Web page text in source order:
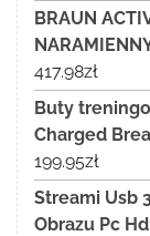
BRAUN
417.98zł
Buty
Charged
199.95zł
Streami Usb
Obrazu Pc